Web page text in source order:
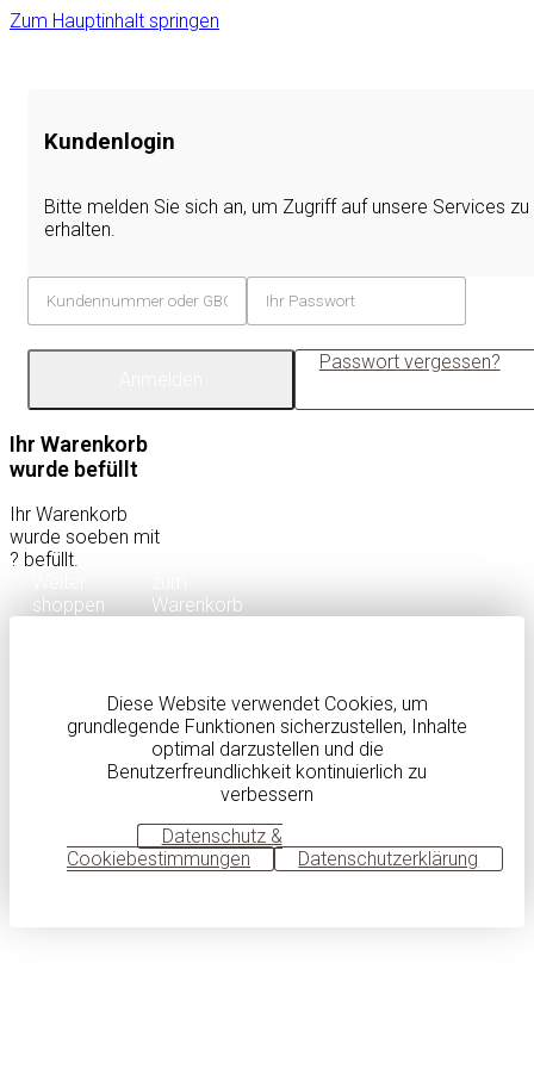
Zum Hauptinhalt springen
Kundenlogin
Bitte melden Sie sich an, um Zugriff auf unsere Services zu
erhalten.
Passwort vergessen?
Ihr Warenkorb
wurde befüllt
Ihr Warenkorb
wurde soeben mit
? befüllt.
shoppen
Warenkorb
Diese Website verwendet Cookies, um
grundlegende Funktionen sicherzustellen, Inhalte
optimal darzustellen und die
Benutzerfreundlichkeit kontinuierlich zu
verbessern
Datenschutz &
Cookiebestimmungen
Datenschutzerklärung